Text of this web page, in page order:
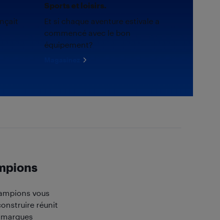
Sports et loisirs.
Et si chaque aventure estivale a
commencé avec le bon
équipement?
vous
réunit